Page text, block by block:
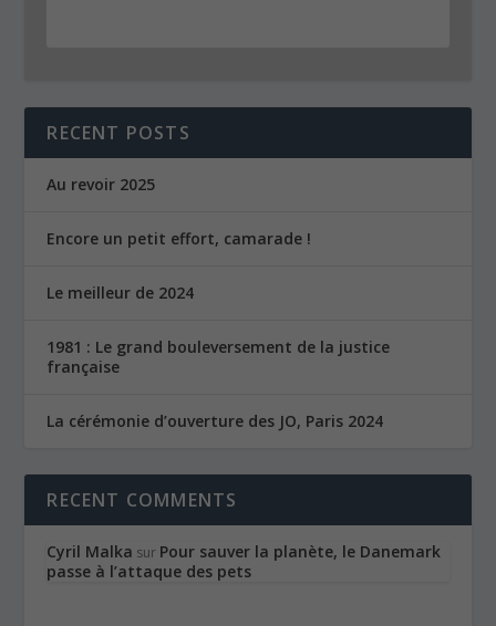
RECENT POSTS
Au revoir 2025
Encore un petit effort, camarade !
Le meilleur de 2024
1981 : Le grand bouleversement de la justice
française
La cérémonie d’ouverture des JO, Paris 2024
RECENT COMMENTS
Cyril Malka sur Pour sauver la planète, le Danemark
passe à l’attaque des pets